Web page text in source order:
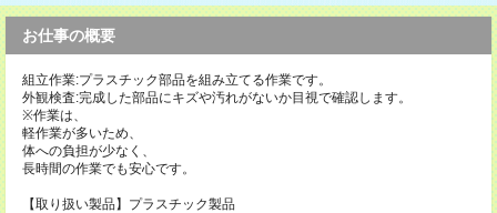
お仕事の概要
組立作業:プラスチック部品を組み立てる作業です。
外観検査:完成した部品にキズや汚れがないか目視で確認します。
※作業は、
軽作業が多いため、
体への負担が少なく、
長時間の作業でも安心です。
【取り扱い製品】プラスチック製品